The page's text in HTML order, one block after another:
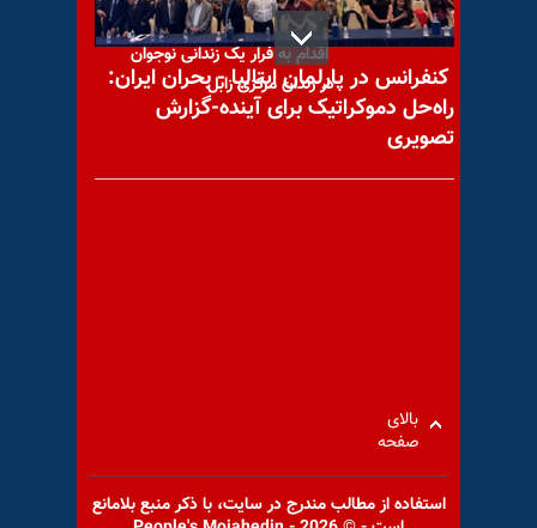
اقدام به فرار یک زندانی نوجوان
در زندان مرکزی زابل
کنفرانس در پارلمان ایتالیا - بحران ایران:
راه‌حل دموکراتیک برای آینده-گزارش
تصویری
بالای
صفحه
استفاده از مطالب مندرج در سايت، با ذكر منبع بلامانع